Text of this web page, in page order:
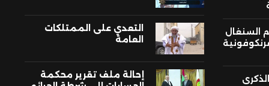
السنغال
التعدي على الممتلكات
العامة
إحالة ملف تقرير محكمة